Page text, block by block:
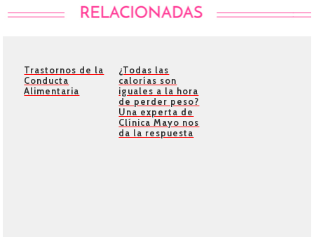
Trastornos de la
Conducta
Alimentaria
¿Todas las
calorías son
iguales a la hora
de perder peso?
Una experta de
Clínica Mayo nos
da la respuesta